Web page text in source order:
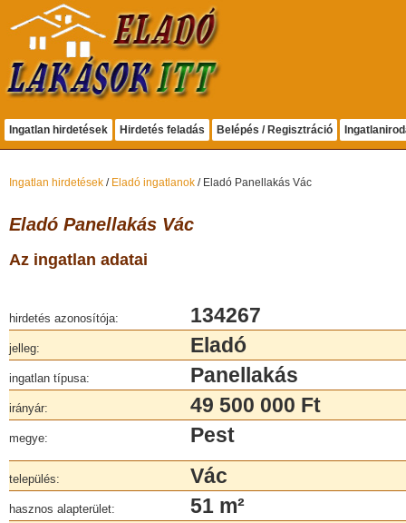
Ingatlan hirdetések Hirdetés feladás Belépés / Regisztráció
Ingatlan hirdetések / Eladó ingatlanok / Eladó Panellakás Vác
Eladó Panellakás Vác
Az ingatlan adatai
hirdetés azonosítója: 134267
jelleg: Eladó
ingatlan típusa: Panellakás
irányár: 49 500 000 Ft
megye: Pest
település: Vác
hasznos alapterület: 51 m²